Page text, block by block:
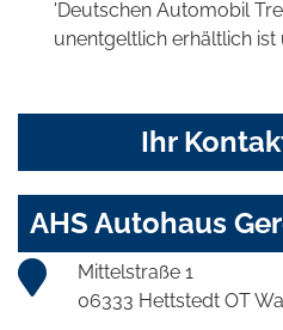
'Deutschen Automobil
unentgeltlich erhältlich ist
Ihr
AHS Autohaus
Mittelstraße 1
06333 Hettstedt OT